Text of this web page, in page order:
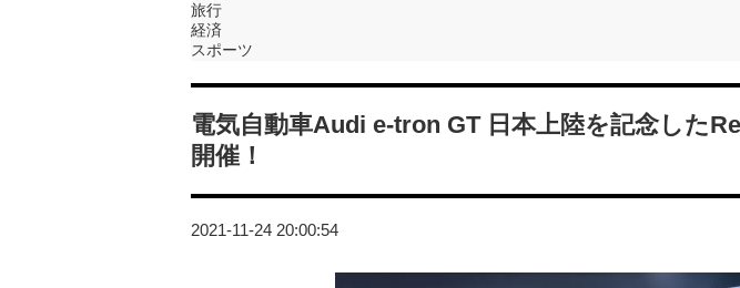
旅行
経済
スポーツ
電気自動車Audi e-tron GT 日本上陸を記念した
開催！
2021-11-24 20:00:54